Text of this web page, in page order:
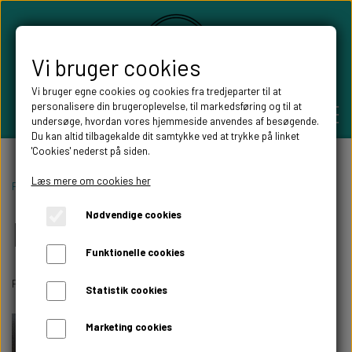
PERSONLIGE GAVER
BRYLLUPS GAVER
DÅBSGAVER/ NAVNGIVNING
SKILTE TIL FESTEN
WILLOW TREE FIGURER
WILLOW TREE BRYLLUPS FIGURER
Forside Boligen Køkkenet
Køkkenet
Flotte Wallstickers og træskilte til køkkenet.
Vi bruger cookies
Vi bruger egne cookies og cookies fra tredjeparter til at
personalisere din brugeroplevelse, til markedsføring og til at
undersøge, hvordan vores hjemmeside anvendes af besøgende.
Du kan altid tilbagekalde dit samtykke ved at trykke på linket
'Cookies' nederst på siden.
Læs mere om cookies her
Nødvendige cookies
Funktionelle cookies
Statistik cookies
Marketing cookies